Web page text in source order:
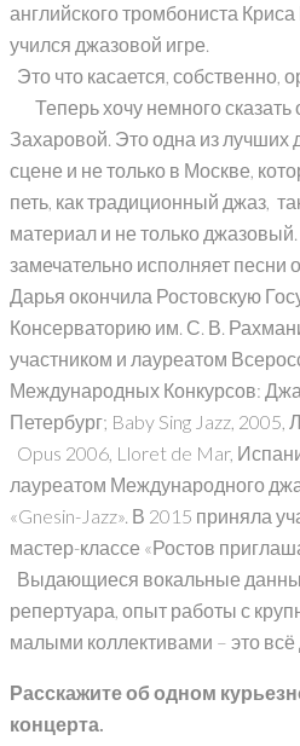
английского тромбониста
учился джазовой игре.
Это что касается, собственно,
Теперь хочу немного сказать
Захаровой. Это одна из
сцене и не только в Москве,
петь, как традиционный джаз,
материал и не только
замечательно исполняет песни
Дарья окончила Ростовскую
Консерваторию им. С. В.
участником и лауреатом
Международных Конкурсов:
Петербург; Baby Sing Jazz, 2005,
Opus 2006, Lloret de Mar,
лауреатом Международного
«Gnesin-Jazz». В 2015 приняла
мастер-классе «Ростов
Выдающиеся вокальные
репертуара, опыт работы с
малыми коллективами – это
Расскажите об одном
концерта.